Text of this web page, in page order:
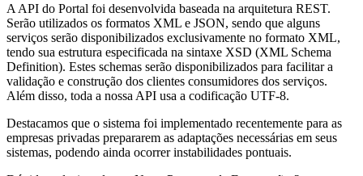
A API do Portal foi desenvolvida baseada na arquitetura REST.
Serão utilizados os formatos XML e JSON, sendo que alguns
serviços serão disponibilizados exclusivamente no formato XML,
tendo sua estrutura especificada na sintaxe XSD (XML Schema
Definition). Estes schemas serão disponibilizados para facilitar a
validação e construção dos clientes consumidores dos serviços.
Além disso, toda a nossa API usa a codificação UTF-8.
Destacamos que o sistema foi implementado recentemente para as
empresas privadas prepararem as adaptações necessárias em seus
sistemas, podendo ainda ocorrer instabilidades pontuais.